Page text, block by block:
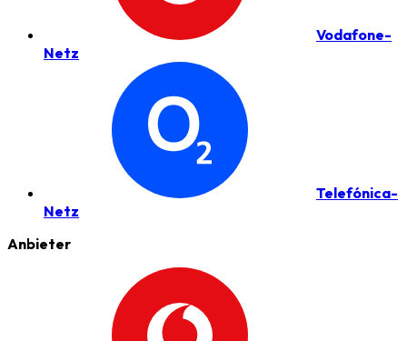
Vodafone-
Netz
Telefónica-
Netz
Anbieter